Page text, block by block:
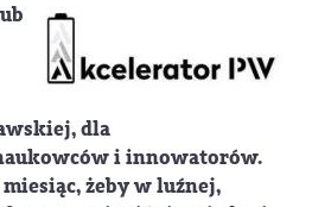
dla
i innowatorów.
żeby w luźnej,